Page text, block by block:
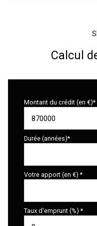
Calcul
Montant du crédit (en €)*
Durée (années)*
Votre apport (en €) *
Taux d'emprunt (%) *